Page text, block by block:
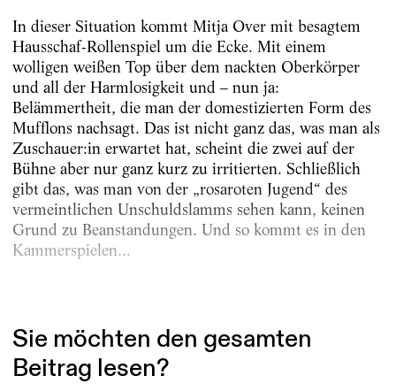
In dieser Situation kommt Mitja Over mit besagtem
Hausschaf-Rollenspiel um die Ecke. Mit einem
wolligen weißen Top über dem nackten Oberkörper
und all der Harmlosigkeit und – nun ja:
Belämmertheit, die man der domestizierten Form des
Mufflons nachsagt. Das ist nicht ganz das, was man als
Zuschauer:in erwartet hat, scheint die zwei auf der
Bühne aber nur ganz kurz zu irritierten. Schließlich
gibt das, was man von der „rosaroten Jugend“ des
vermeintlichen Unschuldslamms sehen kann, keinen
Grund zu Beanstandungen. Und so kommt es in den
Kammerspielen...
Sie möchten den gesamten
Beitrag lesen?